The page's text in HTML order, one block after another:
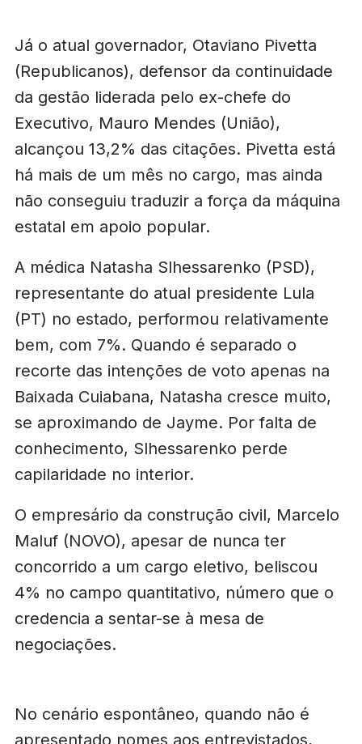
Já o atual governador, Otaviano Pivetta
(Republicanos), defensor da continuidade
da gestão liderada pelo ex-chefe do
Executivo, Mauro Mendes (União),
alcançou 13,2% das citações. Pivetta está
há mais de um mês no cargo, mas ainda
não conseguiu traduzir a força da máquina
estatal em apoio popular.
A médica Natasha Slhessarenko (PSD),
representante do atual presidente Lula
(PT) no estado, performou relativamente
bem, com 7%. Quando é separado o
recorte das intenções de voto apenas na
Baixada Cuiabana, Natasha cresce muito,
se aproximando de Jayme. Por falta de
conhecimento, Slhessarenko perde
capilaridade no interior.
O empresário da construção civil, Marcelo
Maluf (NOVO), apesar de nunca ter
concorrido a um cargo eletivo, beliscou
4% no campo quantitativo, número que o
credencia a sentar-se à mesa de
negociações.
No cenário espontâneo, quando não é
apresentado nomes aos entrevistados,